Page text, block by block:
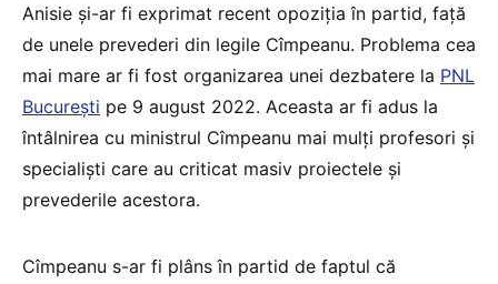
Anisie și-ar fi exprimat recent opoziția în partid, față
de unele prevederi din legile Cîmpeanu. Problema cea
mai mare ar fi fost organizarea unei dezbatere la PNL
București pe 9 august 2022. Aceasta ar fi adus la
întâlnirea cu ministrul Cîmpeanu mai mulți profesori și
specialiști care au criticat masiv proiectele și
prevederile acestora.
Cîmpeanu s-ar fi plâns în partid de faptul că